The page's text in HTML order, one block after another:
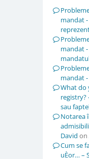
mandat -
mandat -
mandat -
What do
registry?
sau
Notarea
David on
Cum se
uÈor…